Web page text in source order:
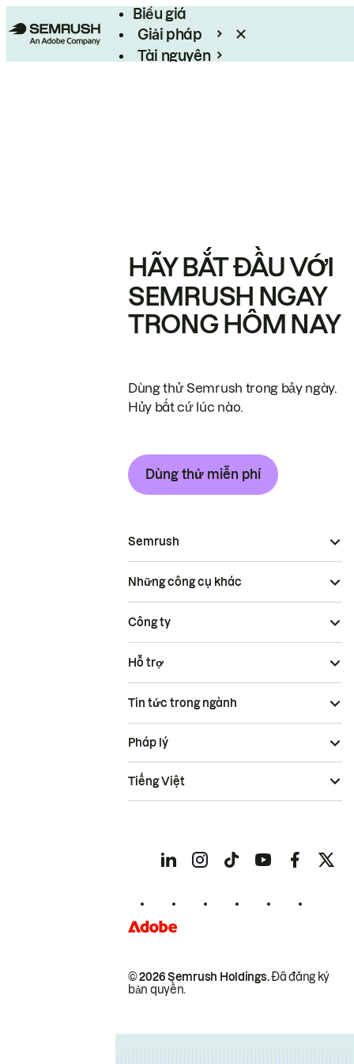
Biểu giá
Giải pháp
Tài nguyên
HÃY BẮT ĐẦU VỚI
SEMRUSH NGAY
TRONG HÔM NAY
Dùng thử Semrush trong bảy ngày.
Hủy bất cứ lúc nào.
Dùng thử miễn phí
Semrush
Những công cụ khác
Công ty
Hỗ trợ
Tin tức trong ngành
© 2026 Semrush Holdings.Đã đăng ký
bản quyền.
Pháp lý
Tiếng Việt